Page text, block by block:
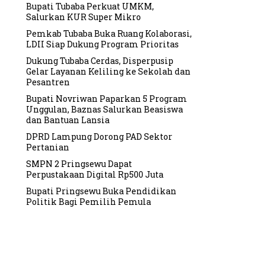
Bupati Tubaba Perkuat UMKM,
Salurkan KUR Super Mikro
Pemkab Tubaba Buka Ruang Kolaborasi,
LDII Siap Dukung Program Prioritas
Dukung Tubaba Cerdas, Disperpusip
Gelar Layanan Keliling ke Sekolah dan
Pesantren
Bupati Novriwan Paparkan 5 Program
Unggulan, Baznas Salurkan Beasiswa
dan Bantuan Lansia
DPRD Lampung Dorong PAD Sektor
Pertanian
SMPN 2 Pringsewu Dapat
Perpustakaan Digital Rp500 Juta
Bupati Pringsewu Buka Pendidikan
Politik Bagi Pemilih Pemula